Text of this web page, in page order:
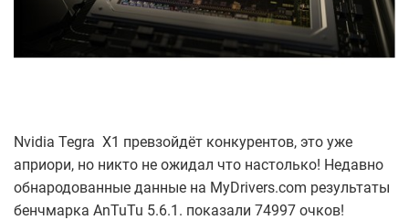
Nvidia Tegra X1 превзойдёт конкурентов, это уже
априори, но никто не ожидал что настолько! Недавно
обнародованные данные на MyDrivers.com результаты
бенчмарка AnTuTu 5.6.1. показали 74997 очков!